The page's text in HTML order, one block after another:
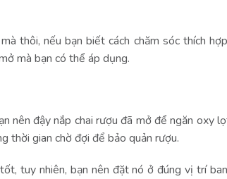
thôi, nếu bạn biết cách chăm sóc thích
mà bạn có thể áp dụng.
nên đậy nắp chai rượu đã mở để ngăn oxy
thời gian chờ đợi để bảo quản rượu.
tuy nhiên, bạn nên đặt nó ở đúng vị trí